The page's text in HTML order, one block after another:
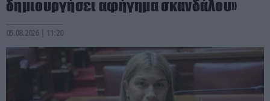
δημιουργήσει αφήγημα σκανδάλου»
05.08.2026 | 11:20